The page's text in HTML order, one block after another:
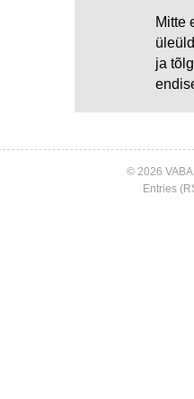
Mitte
ja
© 2026
Entries